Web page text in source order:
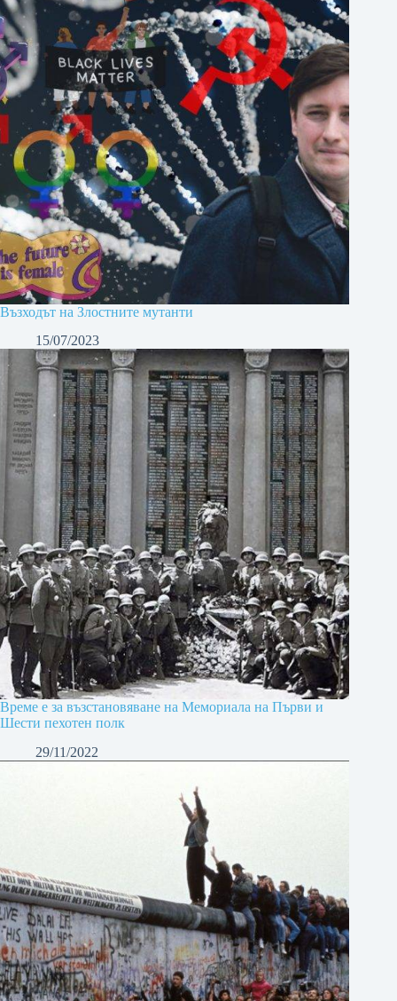
Възходът на Злостните мутанти
15/07/2023
Време е за възстановяване на Мемориала на Първи и
Шести пехотен полк
29/11/2022